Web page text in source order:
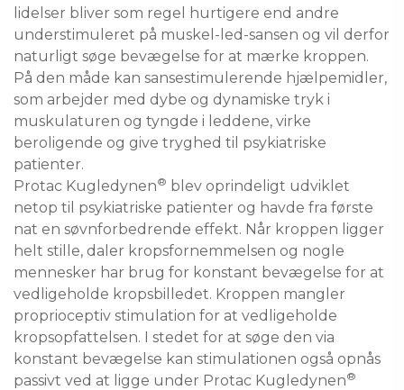
lidelser bliver som regel hurtigere end andre
understimuleret på muskel-led-sansen og vil derfor
naturligt søge bevægelse for at mærke kroppen.
På den måde kan sansestimulerende hjælpemidler,
som arbejder med dybe og dynamiske tryk i
muskulaturen og tyngde i leddene, virke
beroligende og give tryghed til psykiatriske
patienter.
Protac Kugledynen® blev oprindeligt udviklet
netop til psykiatriske patienter og havde fra første
nat en søvnforbedrende effekt. Når kroppen ligger
helt stille, daler kropsfornemmelsen og nogle
mennesker har brug for konstant bevægelse for at
vedligeholde kropsbilledet. Kroppen mangler
proprioceptiv stimulation for at vedligeholde
kropsopfattelsen. I stedet for at søge den via
konstant bevægelse kan stimulationen også opnås
passivt ved at ligge under Protac Kugledynen®